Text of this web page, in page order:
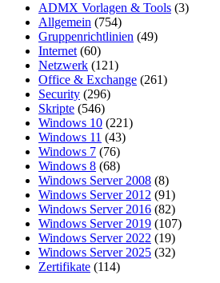
ADMX Vorlagen & Tools (3)
Allgemein (754)
Gruppenrichtlinien (49)
Internet (60)
Netzwerk (121)
Office & Exchange (261)
Security (296)
Skripte (546)
Windows 10 (221)
Windows 11 (43)
Windows 7 (76)
Windows 8 (68)
Windows Server 2008 (8)
Windows Server 2012 (91)
Windows Server 2016 (82)
Windows Server 2019 (107)
Windows Server 2022 (19)
Windows Server 2025 (32)
Zertifikate (114)